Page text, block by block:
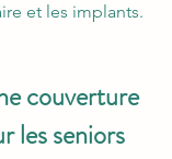
et les implants.
couverture
les seniors